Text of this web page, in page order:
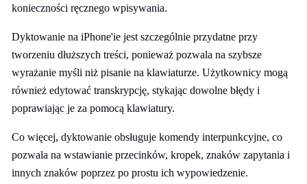
konieczności ręcznego wpisywania.
Dyktowanie na iPhone'ie jest szczególnie przydatne przy
tworzeniu dłuższych treści, ponieważ pozwala na szybsze
wyrażanie myśli niż pisanie na klawiaturze. Użytkownicy mogą
również edytować transkrypcję, stykając dowolne błędy i
poprawiając je za pomocą klawiatury.
Co więcej, dyktowanie obsługuje komendy interpunkcyjne, co
pozwala na wstawianie przecinków, kropek, znaków zapytania i
innych znaków poprzez po prostu ich wypowiedzenie.